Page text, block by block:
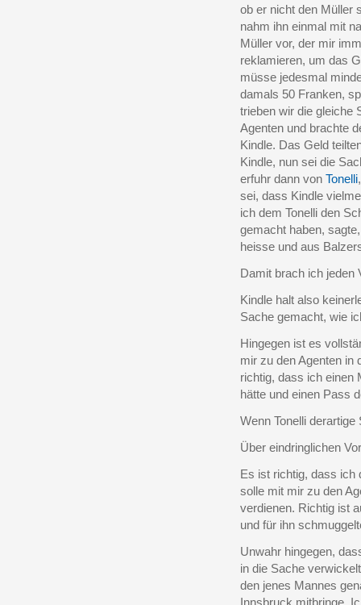
ob er nicht den Müller
nahm ihn einmal mit
Müller vor, der mir
reklamieren, um das
müsse jedesmal
damals 50 Franken,
trieben wir die gleiche
Agenten und brachte
Kindle. Das Geld
Kindle, nun sei die
erfuhr dann von Tonelli
sei, dass Kindle
ich dem Tonelli den
gemacht haben,
heisse und aus
Damit brach ich jeden
Kindle halt also
Sache gemacht, wie
Hingegen ist es
mir zu den Agenten in
richtig, dass ich einen
hätte und einen Pass
Wenn Tonelli
Über eindringlichen
Es ist richtig, dass ich
solle mit mir zu den
verdienen. Richtig ist
und für ihn
Unwahr hingegen,
in die Sache
den jenes Mannes
Innsbruck mitbringe.